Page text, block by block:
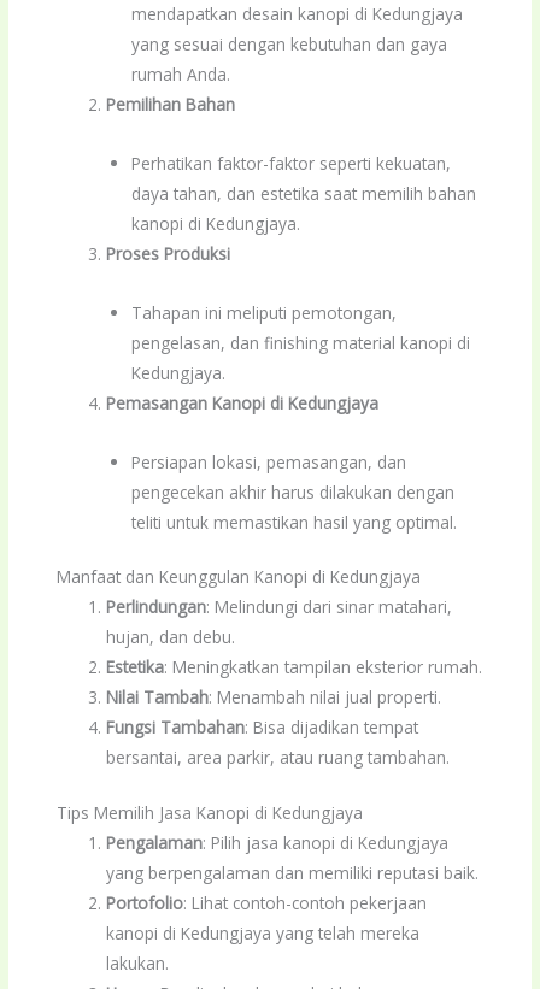
mendapatkan desain kanopi di Kedungjaya
yang sesuai dengan kebutuhan dan gaya
rumah Anda.
Pemilihan Bahan
Perhatikan faktor-faktor seperti kekuatan,
daya tahan, dan estetika saat memilih bahan
kanopi di Kedungjaya.
Proses Produksi
Tahapan ini meliputi pemotongan,
pengelasan, dan finishing material kanopi di
Kedungjaya.
Pemasangan Kanopi di Kedungjaya
Persiapan lokasi, pemasangan, dan
pengecekan akhir harus dilakukan dengan
teliti untuk memastikan hasil yang optimal.
Manfaat dan Keunggulan Kanopi di Kedungjaya
Perlindungan: Melindungi dari sinar matahari,
hujan, dan debu.
Estetika: Meningkatkan tampilan eksterior rumah.
Nilai Tambah: Menambah nilai jual properti.
Fungsi Tambahan: Bisa dijadikan tempat
bersantai, area parkir, atau ruang tambahan.
Tips Memilih Jasa Kanopi di Kedungjaya
Pengalaman: Pilih jasa kanopi di Kedungjaya
yang berpengalaman dan memiliki reputasi baik.
Portofolio: Lihat contoh-contoh pekerjaan
kanopi di Kedungjaya yang telah mereka
lakukan.